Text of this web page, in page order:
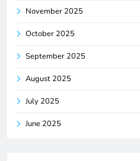
November 2025
October 2025
September 2025
August 2025
July 2025
June 2025